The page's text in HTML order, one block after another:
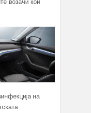
возачи кои
на